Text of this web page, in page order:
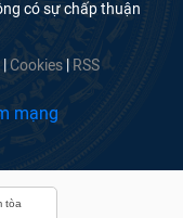
có sự chấp thuận
Cookies RSS
tòa